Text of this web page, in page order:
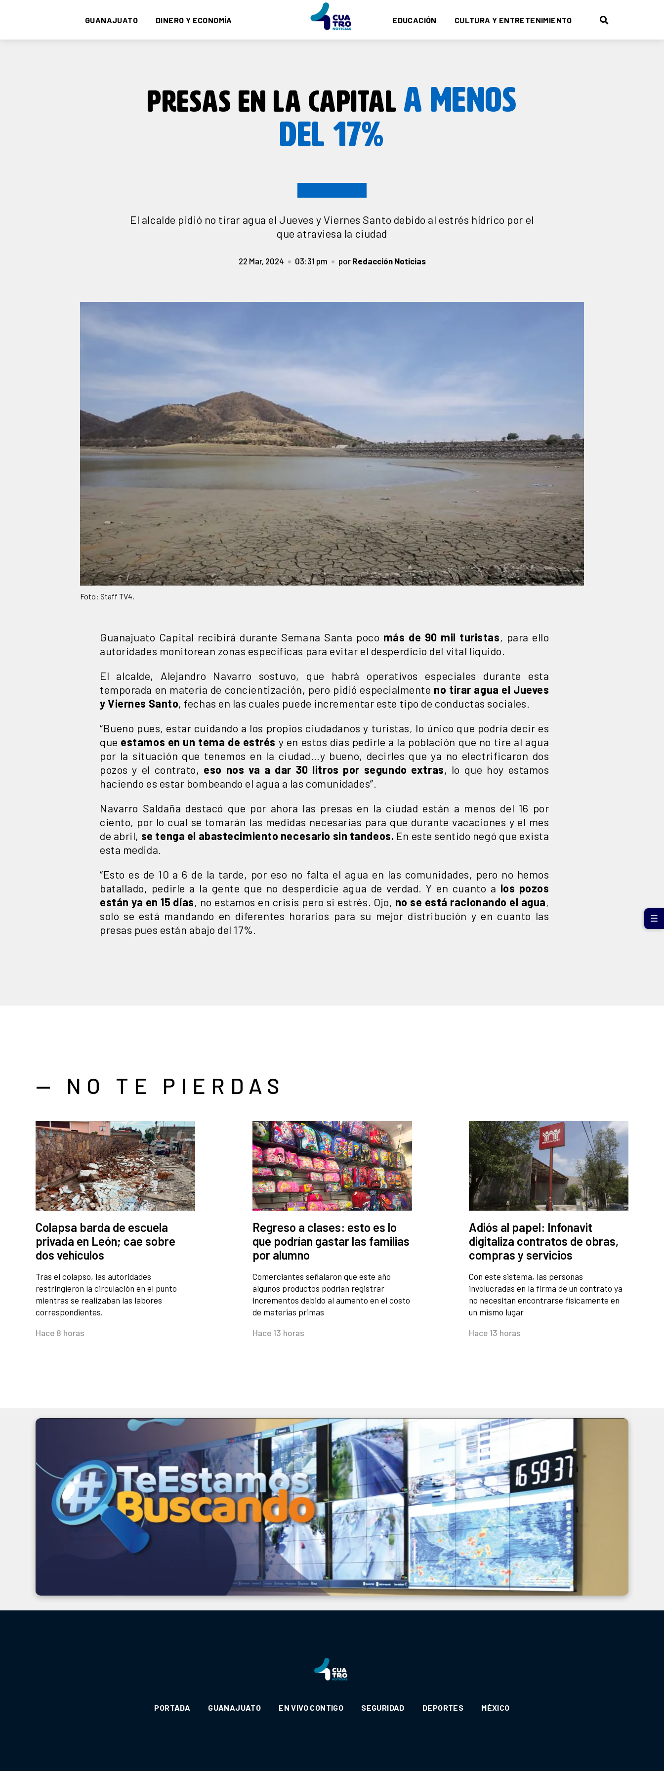
GUANAJUATO DINERO Y ECONOMÍA EDUCACIÓN CULTURA Y ENTRETENIMIENTO
PRESAS EN LA CAPITAL A MENOS
DEL 17%
El alcalde pidió no tirar agua el Jueves y Viernes Santo debido al estrés hídrico por el
que atraviesa la ciudad
22 Mar, 2024 03:31 pm por Redacción Noticias
Foto: Staff TV4.
Guanajuato Capital recibirá durante Semana Santa poco más de 90 mil turistas, para ello
autoridades monitorean zonas específicas para evitar el desperdicio del vital líquido.
El alcalde, Alejandro Navarro sostuvo, que habrá operativos especiales durante esta
temporada en materia de concientización, pero pidió especialmente no tirar agua el Jueves
y Viernes Santo, fechas en las cuales puede incrementar este tipo de conductas sociales.
“Bueno pues, estar cuidando a los propios ciudadanos y turistas, lo único que podría decir es
que estamos en un tema de estrés y en estos días pedirle a la población que no tire al agua
por la situación que tenemos en la ciudad…y bueno, decirles que ya no electrificaron dos
pozos y el contrato, eso nos va a dar 30 litros por segundo extras, lo que hoy estamos
haciendo es estar bombeando el agua a las comunidades”.
Navarro Saldaña destacó que por ahora las presas en la ciudad están a menos del 16 por
ciento, por lo cual se tomarán las medidas necesarias para que durante vacaciones y el mes
de abril, se tenga el abastecimiento necesario sin tandeos. En este sentido negó que exista
esta medida.
“Esto es de 10 a 6 de la tarde, por eso no falta el agua en las comunidades, pero no hemos
batallado, pedirle a la gente que no desperdicie agua de verdad. Y en cuanto a los pozos
están ya en 15 días, no estamos en crisis pero si estrés. Ojo, no se está racionando el agua,
solo se está mandando en diferentes horarios para su mejor distribución y en cuanto las
presas pues están abajo del 17%.
— NO TE PIERDAS
Colapsa barda de escuela
privada en León; cae sobre
dos vehículos
Tras el colapso, las autoridades
restringieron la circulación en el punto
mientras se realizaban las labores
correspondientes.
Hace 8 horas
Regreso a clases: esto es lo
que podrían gastar las familias
por alumno
Comerciantes señalaron que este año
algunos productos podrían registrar
incrementos debido al aumento en el costo
de materias primas
Hace 13 horas
Adiós al papel: Infonavit
digitaliza contratos de obras,
compras y servicios
Con este sistema, las personas
involucradas en la firma de un contrato ya
no necesitan encontrarse físicamente en
un mismo lugar
Hace 13 horas
PORTADA GUANAJUATO EN VIVO CONTIGO SEGURIDAD DEPORTES MÉXICO
☰